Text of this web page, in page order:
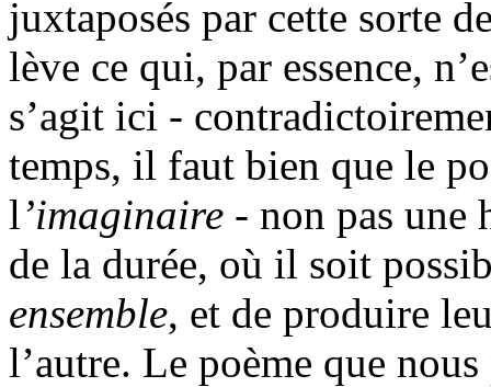
juxtaposés par cette sorte
lève ce qui, par essence,
s’agit ici -
temps, il faut bien que le
l’imaginaire - non pas une
de la durée, où il soit
ensemble, et de produire
l’autre. Le poème que